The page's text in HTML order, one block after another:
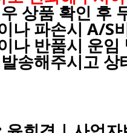
상품 확인 후
파손시 A/S
반품시 운
송해주시고 상